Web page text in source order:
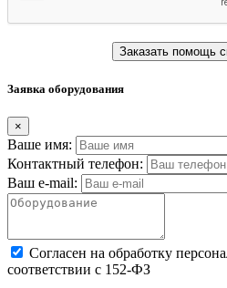
Заказать помощь
Заявка оборудования
×
Ваше имя:
Контактный телефон:
Ваш e-mail:
Cогласен на обработку
соответствии с 152-ФЗ